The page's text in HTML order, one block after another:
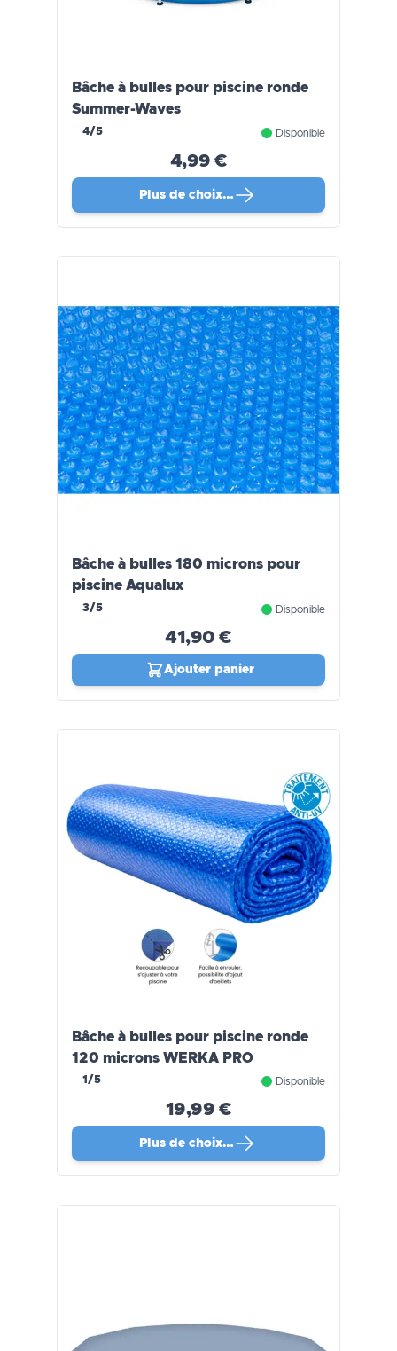
Bâche à bulles pour piscine ronde
Summer-Waves
4/5 Disponible
4,99 €
Plus de choix…
Bâche à bulles 180 microns pour
piscine Aqualux
3/5 Disponible
41,90 €
Ajouter panier
Bâche à bulles pour piscine ronde
120 microns WERKA PRO
1/5 Disponible
19,99 €
Plus de choix…